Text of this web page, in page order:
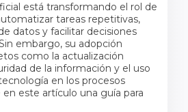
está transformando el rol de
tareas repetitivas,
datos y facilitar decisiones
embargo, su adopción
como la actualización
de la información y el uso
en los procesos
este artículo una guía para